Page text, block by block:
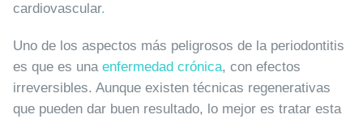
cardiovascular.
Uno de los aspectos más peligrosos de la periodontitis
es que es una enfermedad crónica, con efectos
irreversibles. Aunque existen técnicas regenerativas
que pueden dar buen resultado, lo mejor es tratar esta